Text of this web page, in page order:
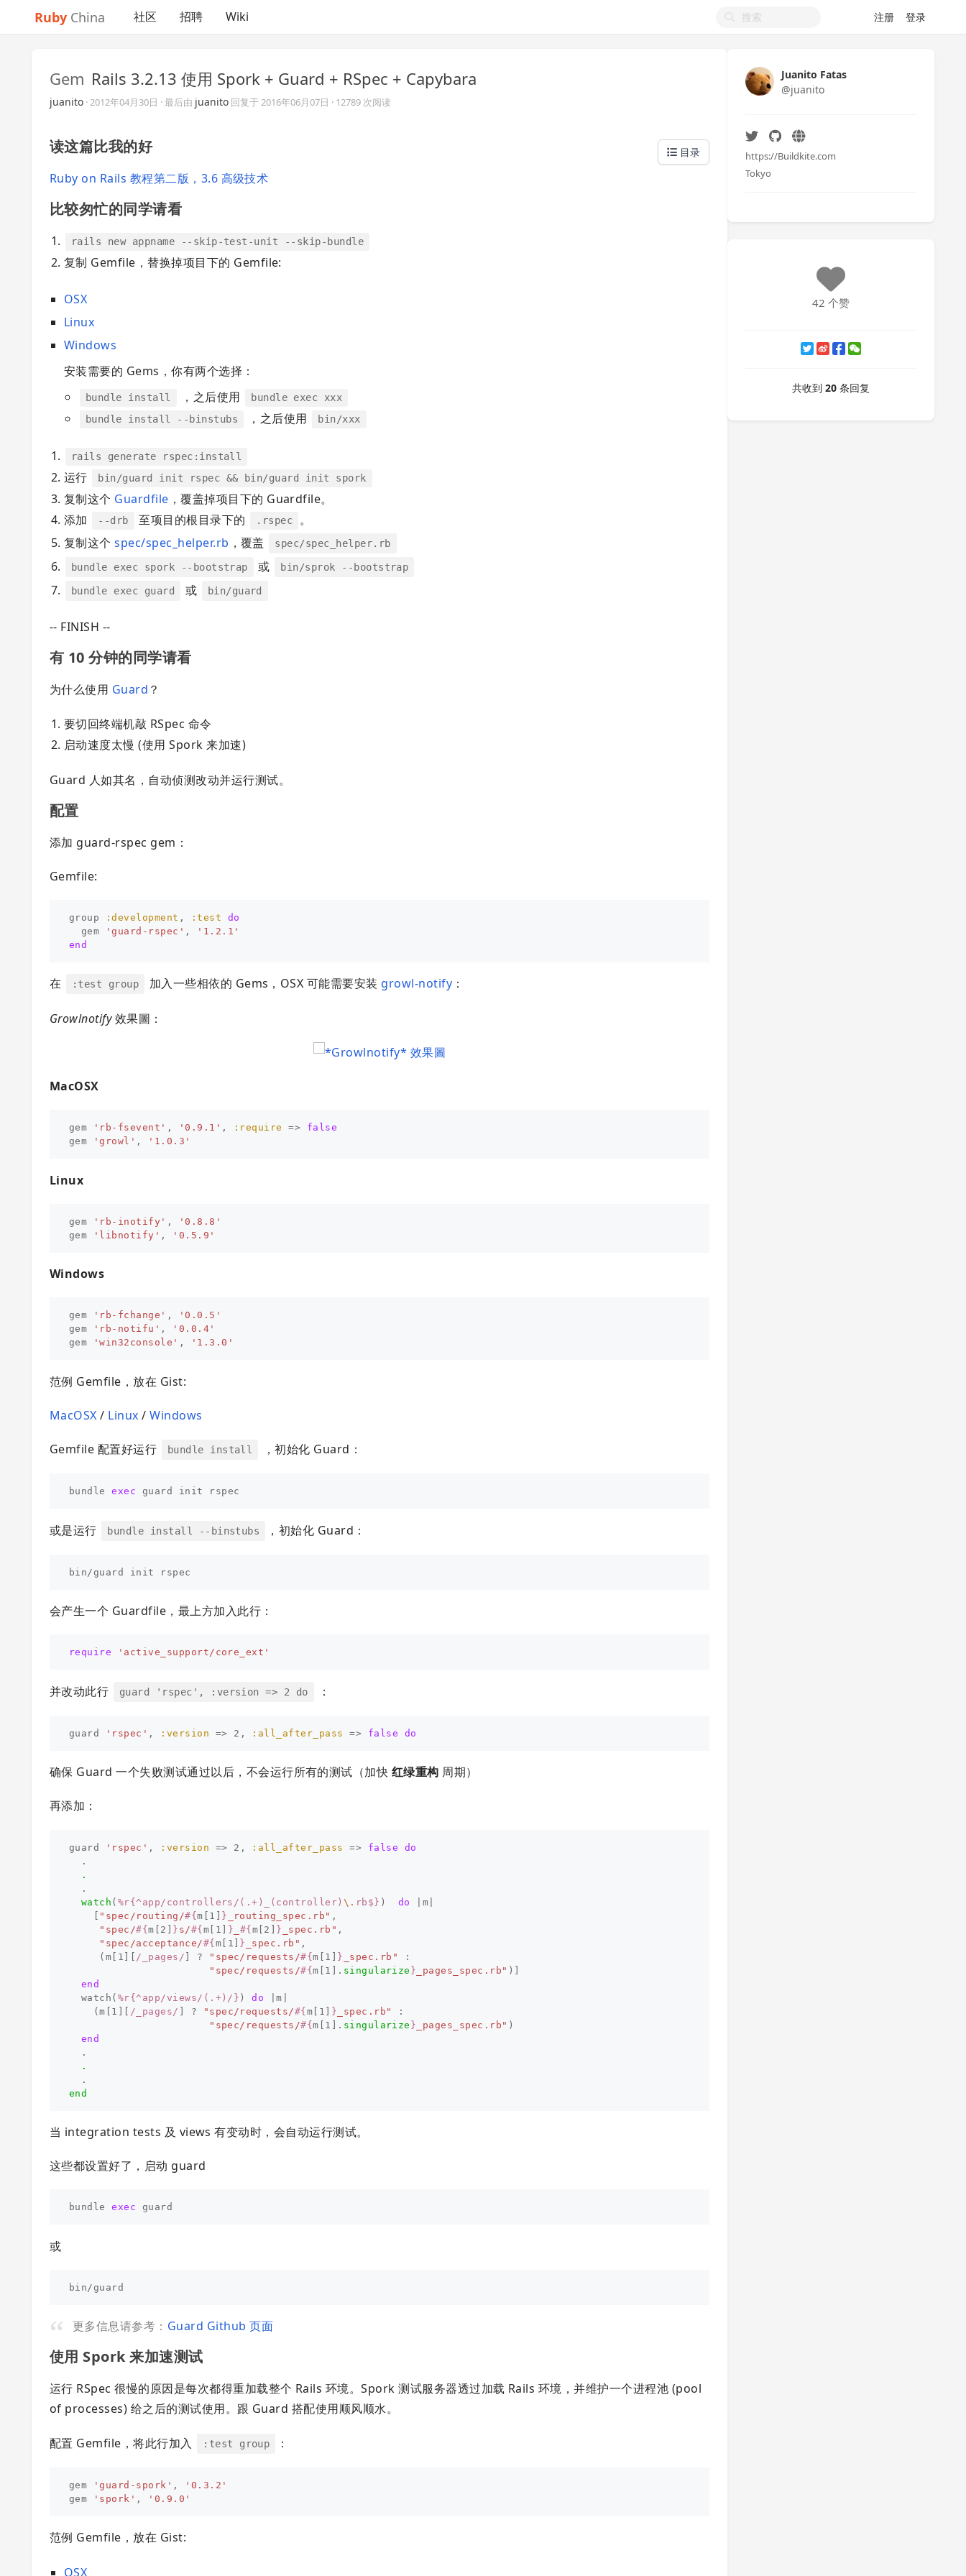
Ruby China 社区 招聘 Wiki 注册 登录
Gem Rails 3.2.13 使用 Spork + Guard + RSpec + Capybara
juanito ·2012年04月30日 · 最后由 juanito 回复于2016年06月07日 · 12789 次阅读
目录
读这篇比我的好
Ruby on Rails 教程第二版，3.6 高级技术
比较匆忙的同学请看
rails new appname --skip-test-unit --skip-bundle
复制 Gemfile，替换掉项目下的 Gemfile:
OSX
Linux
Windows
安装需要的 Gems，你有两个选择：
bundle install ，之后使用
bundle exec xxx
bundle install --binstubs
，之后使用 bin/xxx
rails generate rspec:install
运行 bin/guard init rspec && bin/guard init spork
复制这个 Guardfile ，覆盖掉项目下的 Guardfile。
添加
--drb 至项目的根目录下的 .rspec
。
复制这个spec/spec_helper.rb ，覆盖 spec/spec_helper.rb
bundle exec spork --bootstrap 或 bin/sprok --bootstrap
bundle exec guard 或 bin/guard
-- FINISH --
有 10 分钟的同学请看
为什么使用 Guard ？
要切回终端机敲 RSpec 命令
启动速度太慢 (使用 Spork 来加速)
Guard 人如其名，自动侦测改动并运行测试。
配置
添加 guard-rspec gem：
Gemfile:
group :development , :test
do
gem
'guard-rspec' ,
'1.2.1'
end
在 :test group 加入一些相依的 Gems，OSX 可能需要安装 growl-notify ：
Growlnotify效果圖：
MacOSX
gem 'rb-fsevent' , '0.9.1' , :require =>
false
gem
'growl' , '1.0.3'
Linux
gem 'rb-inotify' ,
'0.8.8'
gem
'libnotify' , '0.5.9'
Windows
gem 'rb-fchange' ,
'0.0.5'
gem
'rb-notifu' ,
'0.0.4'
gem
'win32console' , '1.3.0'
范例 Gemfile，放在 Gist:
MacOSX / Linux /Windows
Gemfile 配置好运行 bundle install ，初始化 Guard：
bundle exec
或是运行 bundle install --binstubs ，初始化 Guard：
会产生一个 Guardfile，最上方加入此行：
require 'active_support/core_ext'
并改动此行 guard 'rspec', :version => 2 do ：
guard 'rspec' , :version => 2 , :all_after_pass => false do
确保 Guard 一个失败测试通过以后，不会运行所有的测试（加快 红绿重构 周期）
再添加：
guard 'rspec' , :version => 2 , :all_after_pass => false
do
.
.
.
watch ( %r{^app/controllers/(.+)_(controller) \. rb$} ) do m
[ "spec/routing/#{m [ 1 ] } _routing_spec.rb" ,
"spec/#{m [ 2 ] } s/#{m [ 1 ] } #{m[ 2 ] } _spec.rb" ,
"spec/acceptance/#{m [ 1 ] } _spec.rb" ,
( m [ 1 ][ /_pages/ ] ? "spec/requests/#{m [ 1 ] } _spec.rb"
:
"spec/requests/#{m [ 1 ]. singularize } _pages_spec.rb" )]
end
watch ( %r{^app/views/(.+)/} ) do |m
(m [ 1 ][ /_pages/ ] ? "spec/requests/#{m [ 1 ] } _spec.rb"
:
"spec/requests/#{m [ 1 ]. singularize } _pages_spec.rb" )
end
.
.
.
end
当 integration tests 及 views 有变动时，会自动运行测试。
这些都设置好了，启动 guard
bundle exec
或
更多信息请参考： Guard Github 页面
使用 Spork 来加速测试
运行 RSpec 很慢的原因是每次都得重加载整个 Rails 环境。Spork 测试服务器透过加载 Rails 环境，并维护一个进程池 (pool
of processes) 给之后的测试使用。跟 Guard 搭配使用顺风顺水。
配置 Gemfile，将此行加入 :test group ：
gem 'guard-spork' ,
'0.3.2'
gem
'spork' , '0.9.0'
范例 Gemfile，放在 Gist:
OSX
Juanito Fatas
@juanito
https://Buildkite.com
Tokyo
42 个赞
共收到 20 条回复